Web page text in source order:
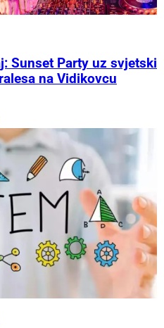
Sunset Party uz svjetski
na Vidikovcu